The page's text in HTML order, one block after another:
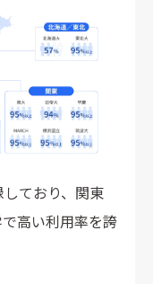
しており、関東
高い利用率を誇